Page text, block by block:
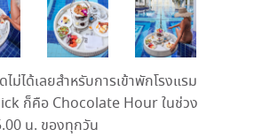
ไม่ได้เลยสำหรับการเข้าพักโรงแรม
ก็คือ Chocolate Hour ในช่วง
น. ของทุกวัน